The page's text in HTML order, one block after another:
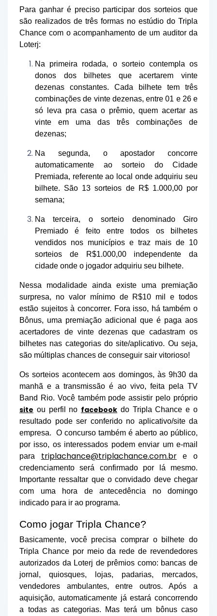
Para ganhar é preciso participar dos sorteios que
são realizados de três formas no estúdio do Tripla
Chance com o acompanhamento de um auditor da
Loterj:
Na primeira rodada, o sorteio contempla os
donos dos bilhetes que acertarem vinte
dezenas constantes. Cada bilhete tem três
combinações de vinte dezenas, entre 01 e 26 e
só leva pra casa o prêmio, quem acertar as
vinte em uma das três combinações de
dezenas;
Na segunda, o apostador concorre
automaticamente ao sorteio do Cidade
Premiada, referente ao local onde adquiriu seu
bilhete. São 13 sorteios de R$ 1.000,00 por
semana;
Na terceira, o sorteio denominado Giro
Premiado é feito entre todos os bilhetes
vendidos nos municípios e traz mais de 10
sorteios de R$1.000,00 independente da
cidade onde o jogador adquiriu seu bilhete.
Nessa modalidade ainda existe uma premiação
surpresa, no valor mínimo de R$10 mil e todos
estão sujeitos à concorrer. Fora isso, há também o
Bônus, uma premiação adicional que é paga aos
acertadores de vinte dezenas que cadastram os
bilhetes nas categorias do site/aplicativo. Ou seja,
são múltiplas chances de conseguir sair vitorioso!
Os sorteios acontecem aos domingos, às 9h30 da
manhã e a transmissão é ao vivo, feita pela TV
Band Rio. Você também pode assistir pelo próprio
site ou perfil no facebook do Tripla Chance e o
resultado pode ser conferido no aplicativo/site da
empresa. O concurso também é aberto ao público,
por isso, os interessados podem enviar um e-mail
para triplachance@triplachance.com.bre o
credenciamento será confirmado por lá mesmo.
Importante ressaltar que o convidado deve chegar
com uma hora de antecedência no domingo
indicado para ir ao programa.
Como jogar Tripla Chance?
Basicamente, você precisa comprar o bilhete do
Tripla Chance por meio da rede de revendedores
autorizados da Loterj de prêmios como: bancas de
jornal, quiosques, lojas, padarias, mercados,
vendedores ambulantes, entre outros. Após a
aquisição, automaticamente já estará concorrendo
a todas as categorias. Mas terá um bônus caso